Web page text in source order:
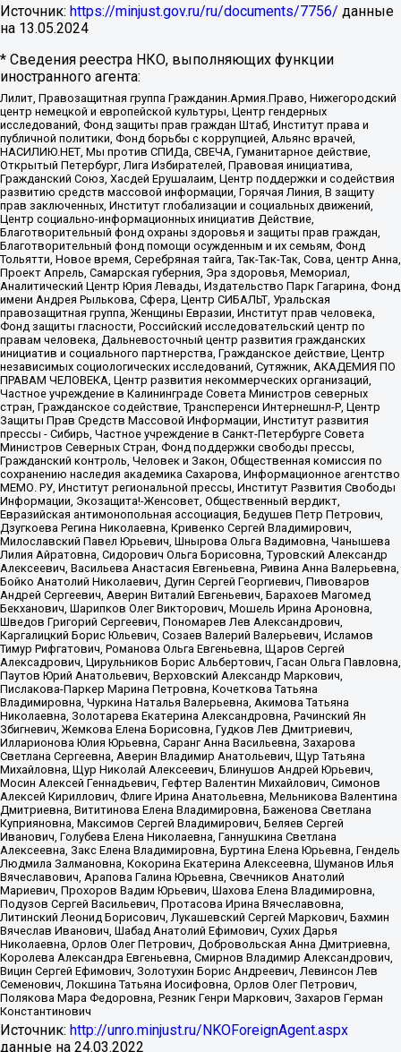
Источник: https://minjust.gov.ru/ru/documents/7756/ данные
на 13.05.2024
* Сведения реестра НКО, выполняющих функции
иностранного агента:
Лилит, Правозащитная группа Гражданин.Армия.Право, Нижегородский
центр немецкой и европейской культуры, Центр гендерных
исследований, Фонд защиты прав граждан Штаб, Институт права и
публичной политики, Фонд борьбы с коррупцией, Альянс врачей,
НАСИЛИЮ.НЕТ, Мы против СПИДа, СВЕЧА, Гуманитарное действие,
Открытый Петербург, Лига Избирателей, Правовая инициатива,
Гражданский Союз, Хасдей Ерушалаим, Центр поддержки и содействия
развитию средств массовой информации, Горячая Линия, В защиту
прав заключенных, Институт глобализации и социальных движений,
Центр социально-информационных инициатив Действие,
Благотворительный фонд охраны здоровья и защиты прав граждан,
Благотворительный фонд помощи осужденным и их семьям, Фонд
Тольятти, Новое время, Серебряная тайга, Так-Так-Так, Сова, центр Анна,
Проект Апрель, Самарская губерния, Эра здоровья, Мемориал,
Аналитический Центр Юрия Левады, Издательство Парк Гагарина, Фонд
имени Андрея Рылькова, Сфера, Центр СИБАЛЬТ, Уральская
правозащитная группа, Женщины Евразии, Институт прав человека,
Фонд защиты гласности, Российский исследовательский центр по
правам человека, Дальневосточный центр развития гражданских
инициатив и социального партнерства, Гражданское действие, Центр
независимых социологических исследований, Сутяжник, АКАДЕМИЯ ПО
ПРАВАМ ЧЕЛОВЕКА, Центр развития некоммерческих организаций,
Частное учреждение в Калининграде Совета Министров северных
стран, Гражданское содействие, Трансперенси Интернешнл-Р, Центр
Защиты Прав Средств Массовой Информации, Институт развития
прессы - Сибирь, Частное учреждение в Санкт-Петербурге Совета
Министров Северных Стран, Фонд поддержки свободы прессы,
Гражданский контроль, Человек и Закон, Общественная комиссия по
сохранению наследия академика Сахарова, Информационное агентство
МЕМО. РУ, Институт региональной прессы, Институт Развития Свободы
Информации, Экозащита!-Женсовет, Общественный вердикт,
Евразийская антимонопольная ассоциация, Бедушев Петр Петрович,
Дзугкоева Регина Николаевна, Кривенко Сергей Владимирович,
Милославский Павел Юрьевич, Шнырова Ольга Вадимовна, Чанышева
Лилия Айратовна, Сидорович Ольга Борисовна, Туровский Александр
Алексеевич, Васильева Анастасия Евгеньевна, Ривина Анна Валерьевна,
Бойко Анатолий Николаевич, Дугин Сергей Георгиевич, Пивоваров
Андрей Сергеевич, Аверин Виталий Евгеньевич, Барахоев Магомед
Бекханович, Шарипков Олег Викторович, Мошель Ирина Ароновна,
Шведов Григорий Сергеевич, Пономарев Лев Александрович,
Каргалицкий Борис Юльевич, Созаев Валерий Валерьевич, Исламов
Тимур Рифгатович, Романова Ольга Евгеньевна, Щаров Сергей
Алексадрович, Цирульников Борис Альбертович, Гасан Ольга Павловна,
Паутов Юрий Анатольевич, Верховский Александр Маркович,
Пислакова-Паркер Марина Петровна, Кочеткова Татьяна
Владимировна, Чуркина Наталья Валерьевна, Акимова Татьяна
Николаевна, Золотарева Екатерина Александровна, Рачинский Ян
Збигневич, Жемкова Елена Борисовна, Гудков Лев Дмитриевич,
Илларионова Юлия Юрьевна, Саранг Анна Васильевна, Захарова
Светлана Сергеевна, Аверин Владимир Анатольевич, Щур Татьяна
Михайловна, Щур Николай Алексеевич, Блинушов Андрей Юрьевич,
Мосин Алексей Геннадьевич, Гефтер Валентин Михайлович, Симонов
Алексей Кириллович, Флиге Ирина Анатольевна, Мельникова Валентина
Дмитриевна, Вититинова Елена Владимировна, Баженова Светлана
Куприяновна, Максимов Сергей Владимирович, Беляев Сергей
Иванович, Голубева Елена Николаевна, Ганнушкина Светлана
Алексеевна, Закс Елена Владимировна, Буртина Елена Юрьевна, Гендель
Людмила Залмановна, Кокорина Екатерина Алексеевна, Шуманов Илья
Вячеславович, Арапова Галина Юрьевна, Свечников Анатолий
Мариевич, Прохоров Вадим Юрьевич, Шахова Елена Владимировна,
Подузов Сергей Васильевич, Протасова Ирина Вячеславовна,
Литинский Леонид Борисович, Лукашевский Сергей Маркович, Бахмин
Вячеслав Иванович, Шабад Анатолий Ефимович, Сухих Дарья
Николаевна, Орлов Олег Петрович, Добровольская Анна Дмитриевна,
Королева Александра Евгеньевна, Смирнов Владимир Александрович,
Вицин Сергей Ефимович, Золотухин Борис Андреевич, Левинсон Лев
Семенович, Локшина Татьяна Иосифовна, Орлов Олег Петрович,
Полякова Мара Федоровна, Резник Генри Маркович, Захаров Герман
Константинович
Источник: http://unro.minjust.ru/NKOForeignAgent.aspx
данные на 24.03.2022